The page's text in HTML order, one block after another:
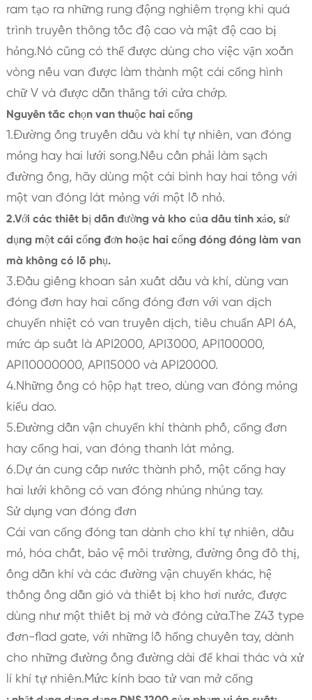
ram tạo ra những rung động nghiêm trọng khi quá
trình truyền thông tốc độ cao và mật độ cao bị
hỏng.Nó cũng có thể được dùng cho việc vặn xoắn
vòng nếu van được làm thành một cái cổng hình
chữ V và được dẫn thẳng tới cửa chớp.
Nguyên tắc chọn van thuộc hai cổng
1.Đường ống truyền dầu và khí tự nhiên, van đóng
mỏng hay hai lưới song.Nếu cần phải làm sạch
đường ống, hãy dùng một cái bình hay hai tông với
một van đóng lát mỏng với một lỗ nhỏ.
2.Với các thiết bị dẫn đường và kho của dầu tinh xảo, sử
dụng một cái cổng đơn hoặc hai cổng đóng đóng làm van
mà không có lỗ phụ.
3.Đầu giếng khoan sản xuất dầu và khí, dùng van
đóng đơn hay hai cổng đóng đơn với van dịch
chuyển nhiệt có van truyền dịch, tiêu chuẩn API 6A,
mức áp suất là API2000, API3000, API100000,
API10000000, API15000 và API20000.
4.Những ống có hộp hạt treo, dùng van đóng mỏng
kiểu dao.
5.Đường dẫn vận chuyển khí thành phố, cổng đơn
hay cổng hai, van đóng thanh lát mỏng.
6.Dự án cung cấp nước thành phố, một cổng hay
hai lưới không có van đóng nhúng nhúng tay.
Sử dụng van đóng đơn
Cái van cổng đóng tan dành cho khí tự nhiên, dầu
mỏ, hóa chất, bảo vệ môi trường, đường ống đô thị,
ống dẫn khí và các đường vận chuyển khác, hệ
thống ống dẫn gió và thiết bị kho hơi nước, được
dùng như một thiết bị mở và đóng cửa.The Z43 type
đơn-flad gate, với những lỗ hổng chuyền tay, dành
cho những đường ống đường dài để khai thác và xử
lí khí tự nhiên.Mức kính bao tử van mở cổng